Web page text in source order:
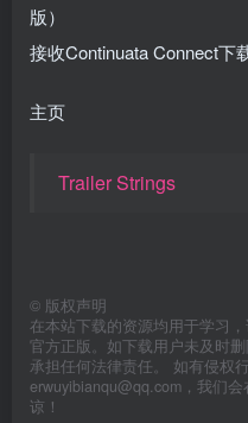
版）
接收Continuata Connect下
主页
Trailer Strings
© 版权声明
在本站下载的资源均用于学习
官方正版。如下载用户未及时
承担任何法律责任。 如有侵权
erwuyibianqu@qq.com，我们
谅！